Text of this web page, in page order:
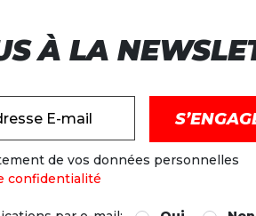
À LA
E-mail
de vos données personnelles
confidentialité